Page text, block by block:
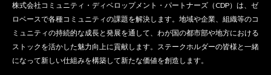
株式会社コミュニティ・ディベロップメント・パートナーズ（CDP）は、ゼ
ロベースで各種コミュニティの課題を解決します。地域や企業、組織等のコ
ミュニティの持続的な成長と発展を通して、わが国の都市部や地方における
ストックを活かした魅力向上に貢献します。ステークホルダーの皆様と一緒
になって新しい仕組みを構築して新たな価値を創造します。